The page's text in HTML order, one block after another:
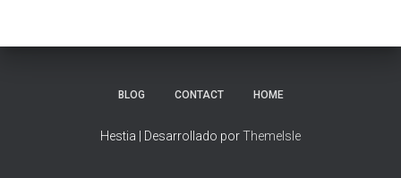
BLOG CONTACT HOME
Hestia | Desarrollado porThemeIsle